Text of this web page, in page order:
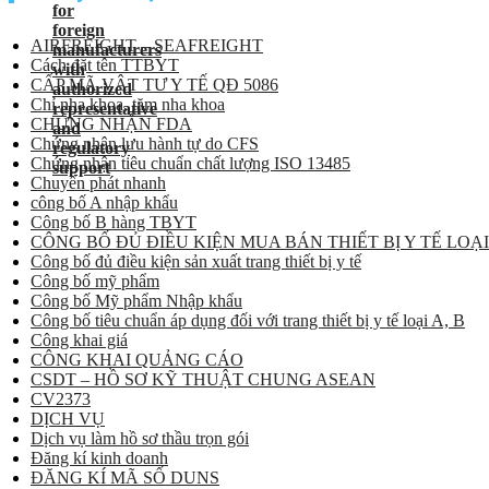
AIRFREIGHT – SEAFREIGHT
Cách đặt tên TTBYT
CẤP MÃ VẬT TƯ Y TẾ QĐ 5086
Chỉ nha khoa, tăm nha khoa
CHỨNG NHẬN FDA
Chứng nhận lưu hành tự do CFS
Chứng nhận tiêu chuẩn chất lượng ISO 13485
Chuyển phát nhanh
công bố A nhập khẩu
Công bố B hàng TBYT
CÔNG BỐ ĐỦ ĐIỀU KIỆN MUA BÁN THIẾT BỊ Y TẾ
Công bố đủ điều kiện sản xuất trang thiết bị y tế
Công bố mỹ phẩm
Công bố Mỹ phẩm Nhập khẩu
Công bố tiêu chuẩn áp dụng đối với trang thiết bị y tế loại A, B
Công khai giá
CÔNG KHAI QUẢNG CÁO
CSDT – HỒ SƠ KỸ THUẬT CHUNG ASEAN
CV2373
DỊCH VỤ
Dịch vụ làm hồ sơ thầu trọn gói
Đăng kí kinh doanh
ĐĂNG KÍ MÃ SỐ DUNS